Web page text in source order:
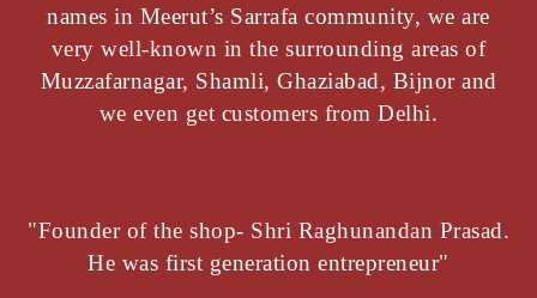
names in Meerut’s Sarrafa community, we are
very well-known in the surrounding areas of
Muzzafarnagar, Shamli, Ghaziabad, Bijnor and
we even get customers from Delhi.
"Founder of the shop- Shri Raghunandan Prasad.
He was first generation entrepreneur"